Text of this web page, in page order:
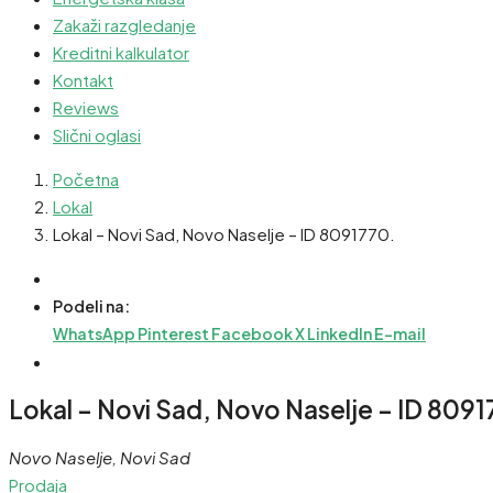
Zakaži razgledanje
Kreditni kalkulator
Kontakt
Reviews
Slični oglasi
Početna
Lokal
Lokal – Novi Sad, Novo Naselje – ID 8091770.
Podeli na:
WhatsApp Pinterest FacebookXLinkedInE-mail
Lokal – Novi Sad, Novo Naselje – ID
Novo Naselje, Novi Sad
Prodaja